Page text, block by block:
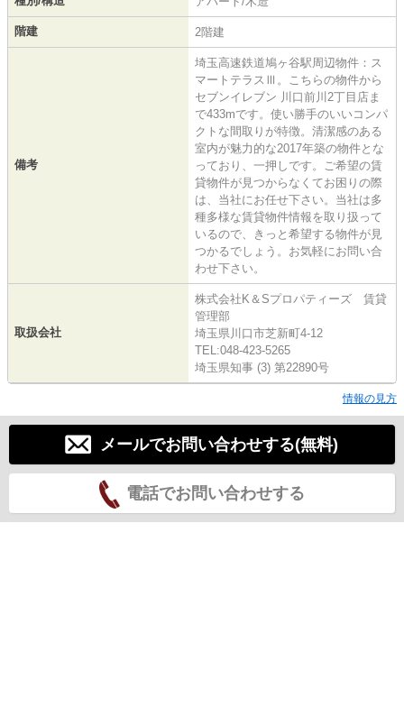
階建 2階建
備考
埼玉高速鉄道鳩ヶ谷駅周辺物件：ス
マートテラスⅢ。こちらの物件から
セブンイレブン 川口前川2丁目店ま
で433mです。使い勝手のいいコンパ
クトな間取りが特徴。清潔感のある
室内が魅力的な2017年築の物件とな
っており、一押しです。ご希望の賃
貸物件が見つからなくてお困りの際
は、当社にお任せ下さい。当社は多
種多様な賃貸物件情報を取り扱って
いるので、きっと希望する物件が見
つかるでしょう。お気軽にお問い合
わせ下さい。
取扱会社
株式会社K＆Sプロパティーズ 賃貸
管理部
埼玉県川口市芝新町4-12
TEL:048-423-5265
埼玉県知事 (3) 第22890号
情報の見方
メールでお問い合わせする(無料)
電話でお問い合わせする